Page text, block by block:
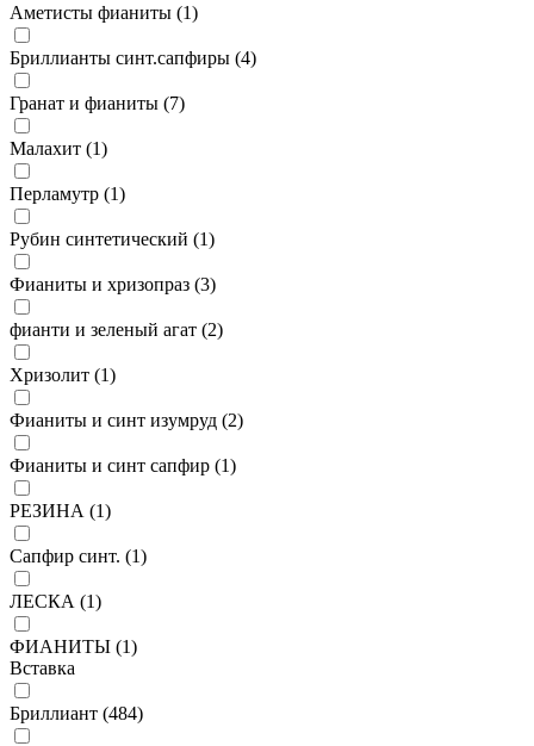
Аметисты фианиты (1)
Бриллианты синт.сапфиры (4)
Гранат и фианиты (7)
Малахит (1)
Перламутр (1)
Рубин синтетический (1)
Фианиты и хризопраз (3)
фианти и зеленый агат (2)
Хризолит (1)
Фианиты и синт изумруд (2)
Фианиты и синт сапфир (1)
РЕЗИНА (1)
Сапфир синт. (1)
ЛЕСКА (1)
ФИАНИТЫ (1)
Вставка
Бриллиант (484)